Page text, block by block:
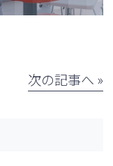
次の記事へ »